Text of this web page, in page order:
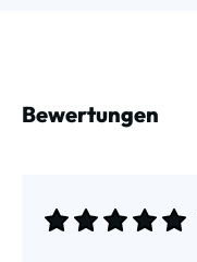
Bewertungen